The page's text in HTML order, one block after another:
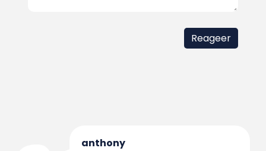
anthony